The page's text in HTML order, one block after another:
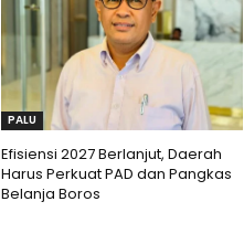
PALU
Efisiensi 2027 Berlanjut, Daerah
Harus Perkuat PAD dan Pangkas
Belanja Boros